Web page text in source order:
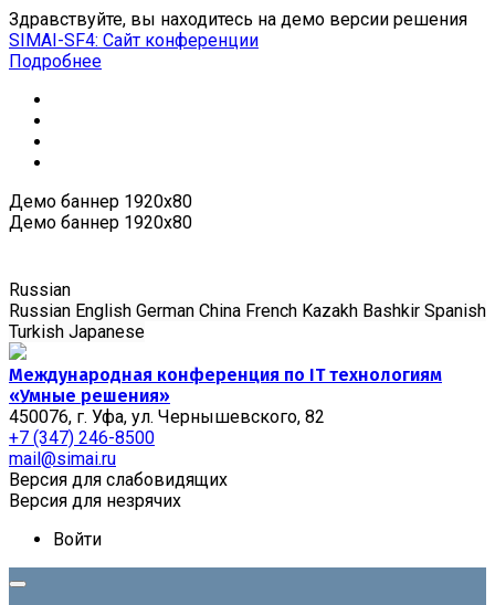
Здравствуйте, вы находитесь на демо версии решения
SIMAI-SF4: Сайт конференции
Подробнее
Демо баннер 1920x80
Демо баннер 1920x80
Russian
Russian English German China French Kazakh Bashkir Spanish
Turkish Japanese
Международная конференция по IT технологиям
«Умные решения»
450076, г. Уфа, ул. Чернышевского, 82
+7 (347) 246-8500
mail@simai.ru
Версия для слабовидящих
Версия для незрячих
Войти